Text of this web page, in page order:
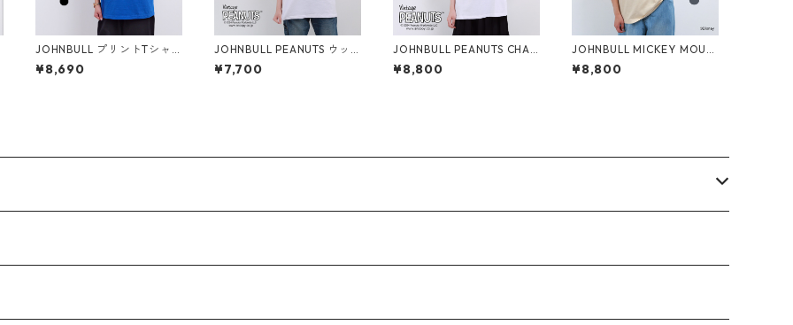
JOHNBULL プリントTシャ
ツ Patti Smith レディース
メンズ ジョンブル パティ・
¥8,690
JOHNBULL PEANUTS ウッ
ドストック プリントTシャツ
レディース メンズ ジョンブ
¥7,700
JOHNBULL PEANUTS CHAR
LIE BROWN プリントTシャ
ツ レディース メンズ ジョン
¥8,800
JOHNBULL MICKEY MOUS
E プリント Tシャツ レディ
ース メンズ ジョンブル JT2
¥8,800